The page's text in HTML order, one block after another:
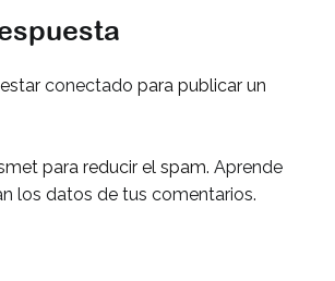
conectado para publicar un
para reducir el spam. Aprende
los datos de tus comentarios.